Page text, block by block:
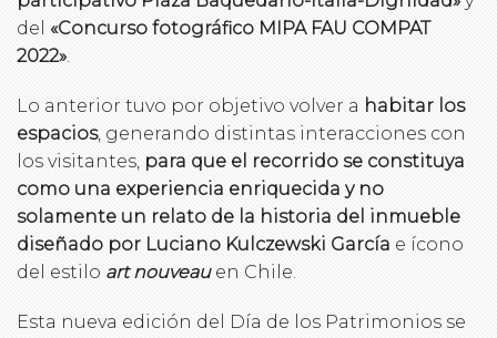
del «Concurso fotográfico MIPA FAU COMPAT
2022».
Lo anterior tuvo por objetivo volver a habitar los
espacios, generando distintas interacciones con
los visitantes, para que el recorrido se constituya
como una experiencia enriquecida y no
solamente un relato de la historia del inmueble
diseñado por Luciano Kulczewski García e ícono
del estilo art nouveauen Chile.
Esta nueva edición del Día de los Patrimonios se